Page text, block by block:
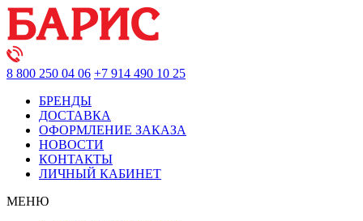
8 800 250 04 06 +7 914 490 10 25
БРЕНДЫ
ДОСТАВКА
ОФОРМЛЕНИЕ ЗАКАЗА
НОВОСТИ
КОНТАКТЫ
ЛИЧНЫЙ КАБИНЕТ
МЕНЮ